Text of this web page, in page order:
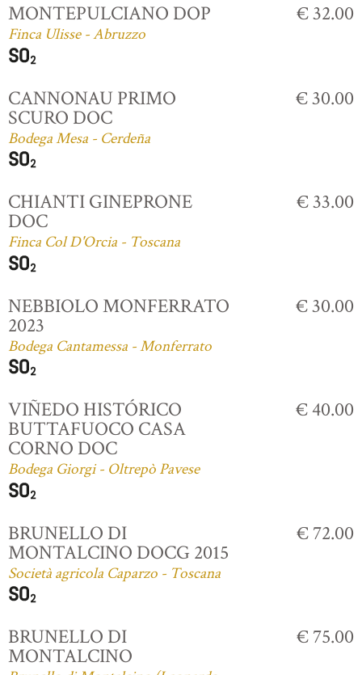
MONTEPULCIANO DOP
Finca Ulisse - Abruzzo
€ 32.00
CANNONAU PRIMO
SCURO DOC
Bodega Mesa - Cerdeña
€ 30.00
CHIANTI GINEPRONE
DOC
Finca Col D'Orcia - Toscana
€ 33.00
NEBBIOLO MONFERRATO
2023
Bodega Cantamessa - Monferrato
€ 30.00
VIÑEDO HISTÓRICO
BUTTAFUOCO CASA
CORNO DOC
Bodega Giorgi - Oltrepò Pavese
€ 40.00
BRUNELLO DI
MONTALCINO DOCG 2015
Società agricola Caparzo - Toscana
€ 72.00
BRUNELLO DI
MONTALCINO
€ 75.00